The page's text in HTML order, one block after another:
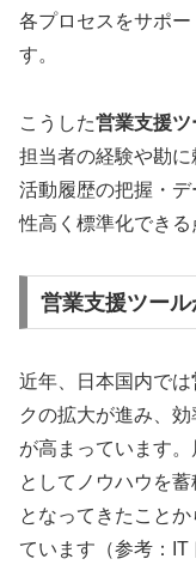
各プロセスをサポ
す。
こうした営業支援ツ
担当者の経験や勘に
活動履歴の把握・
性高く標準化できる
営業支援ツー
近年、日本国内では
クの拡大が進み、
が高まっています
としてノウハウを
となってきたこと
ています（参考：IT